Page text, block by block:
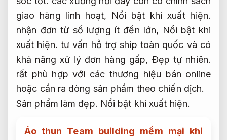
giao hàng linh hoạt, Nổi bật khi xuất hiện.
nhận đơn từ số lượng ít đến lớn, Nổi bật khi
xuất hiện. tư vấn hỗ trợ ship toàn quốc và có
khả năng xử lý đơn hàng gấp, Đẹp tự nhiên.
rất phù hợp với các thương hiệu bán online
hoặc cần ra dòng sản phẩm theo chiến dịch.
Sản phẩm làm đẹp. Nổi bật khi xuất hiện.
Áo thun Team building mềm mại khi